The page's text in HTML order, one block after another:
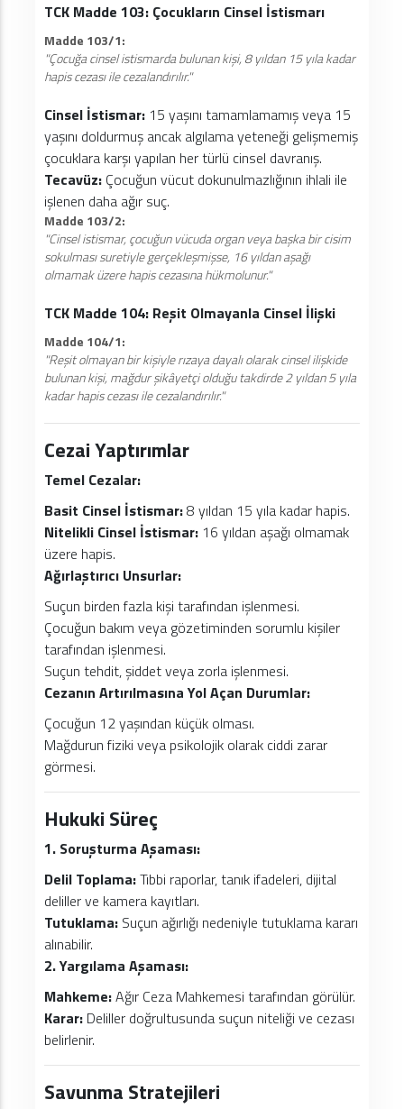
TCK Madde 103: Çocukların Cinsel İstismarı
Madde 103/1:
"Çocuğa cinsel istismarda bulunan kişi, 8 yıldan 15 yıla kadar
hapis cezası ile cezalandırılır."
Cinsel İstismar: 15 yaşını tamamlamamış veya 15
yaşını doldurmuş ancak algılama yeteneği gelişmemiş
çocuklara karşı yapılan her türlü cinsel davranış.
Tecavüz: Çocuğun vücut dokunulmazlığının ihlali ile
işlenen daha ağır suç.
Madde 103/2:
"Cinsel istismar, çocuğun vücuda organ veya başka bir cisim
sokulması suretiyle gerçekleşmişse, 16 yıldan aşağı
olmamak üzere hapis cezasına hükmolunur."
TCK Madde 104: Reşit Olmayanla Cinsel İlişki
Madde 104/1:
"Reşit olmayan bir kişiyle rızaya dayalı olarak cinsel ilişkide
bulunan kişi, mağdur şikâyetçi olduğu takdirde 2 yıldan 5 yıla
kadar hapis cezası ile cezalandırılır."
Cezai Yaptırımlar
Temel Cezalar:
Basit Cinsel İstismar:8 yıldan 15 yıla kadar hapis.
Nitelikli Cinsel İstismar: 16 yıldan aşağı olmamak
üzere hapis.
Ağırlaştırıcı Unsurlar:
Suçun birden fazla kişi tarafından işlenmesi.
Çocuğun bakım veya gözetiminden sorumlu kişiler
tarafından işlenmesi.
Suçun tehdit, şiddet veya zorla işlenmesi.
Cezanın Artırılmasına Yol Açan Durumlar:
Çocuğun 12 yaşından küçük olması.
Mağdurun fiziki veya psikolojik olarak ciddi zarar
görmesi.
Hukuki Süreç
1. Soruşturma Aşaması:
Delil Toplama:Tıbbi raporlar, tanık ifadeleri, dijital
deliller ve kamera kayıtları.
Tutuklama: Suçun ağırlığı nedeniyle tutuklama kararı
alınabilir.
2. Yargılama Aşaması:
Mahkeme:Ağır Ceza Mahkemesi tarafından görülür.
Karar: Deliller doğrultusunda suçun niteliği ve cezası
belirlenir.
Savunma Stratejileri